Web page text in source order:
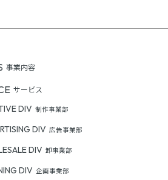
事業内容
サービス
DIV 制作事業部
DIV 広告事業部
DIV 卸事業部
DIV 企画事業部